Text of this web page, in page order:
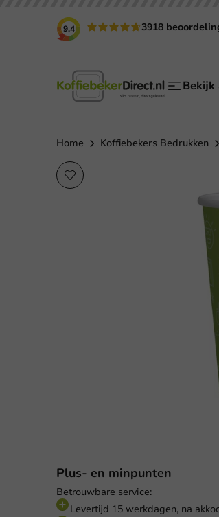
9.4 3918
Home Koffiebekers Bedrukken
Plus- en minpunten
Betrouwbare service:
Levertijd 15 werkdagen, na